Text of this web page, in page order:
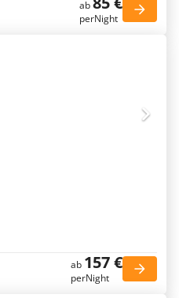
ab
perNight
ab 157 €
perNight